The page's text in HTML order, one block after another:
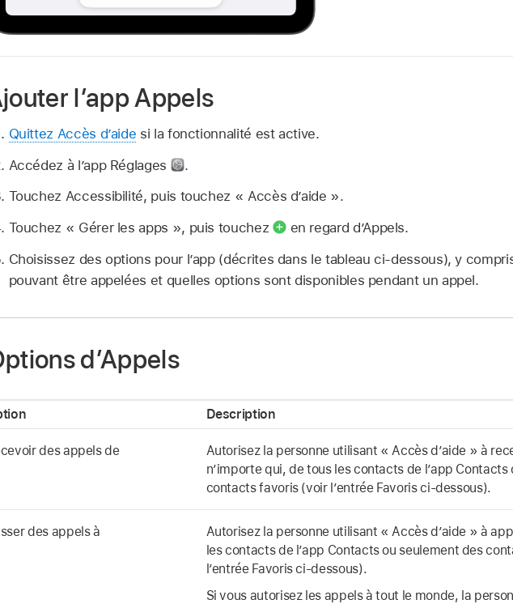
l’app Appels
Quittez Accès d’aide si la fonctionnalité est active.
Accédez à l’app Réglages
.
Touchez Accessibilité, puis touchez « Accès d’aide ».
Touchez « Gérer les apps », puis touchez
en regard d’Appels.
Choisissez des options pour l’app (décrites dans le tableau ci-dessous), y
pouvant être appelées et quelles options sont disponibles pendant un appel.
d’Appels
Description
des appels de
Autorisez la personne utilisant « Accès d’aide » à
n’importe qui, de tous les contacts de l’app Contacts
contacts favoris (voir l’entrée Favoris ci-dessous).
des appels à
Autorisez la personne utilisant « Accès d’aide » à
les contacts de l’app Contacts ou seulement des
l’entrée Favoris ci-dessous).
Si vous autorisez les appels à tout le monde, la